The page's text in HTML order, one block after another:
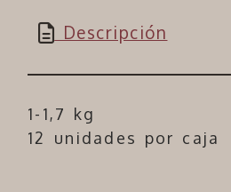
Descripción
1-1,7 kg
12 unidades por caja